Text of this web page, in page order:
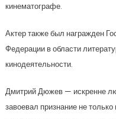
кинематографе.
Актер также был награжден
Федерации в области
кинодеятельности.
Дмитрий Дюжев — искренне
завоевал признание не